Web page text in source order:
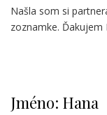
Našla som si
zoznamke. Ďakujem
Jméno: Hana